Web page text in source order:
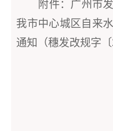
附件：广州市
我市中心城区自来
通知（穗发改规字〔